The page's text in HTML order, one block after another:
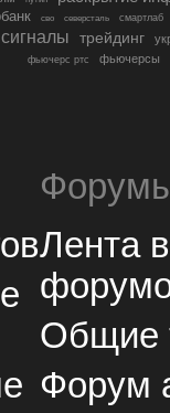
сво северсталь смартлаб
трейдинг
фьючерс ртс фьючерсы
Лента
Общие
Форум